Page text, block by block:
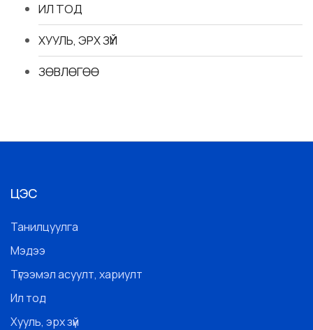
ИЛ ТОД
ХУУЛЬ, ЭРХ ЗҮЙ
ЗӨВЛӨГӨӨ
ЦЭС
Танилцуулга
Мэдээ
Түгээмэл асуулт, хариулт
Ил тод
Хууль, эрх зүй